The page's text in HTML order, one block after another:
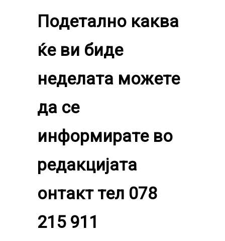
Подетално каква
ќе ви биде
неделата можете
да се
информирате во
редакцијата
онтакт тел 078
215 911